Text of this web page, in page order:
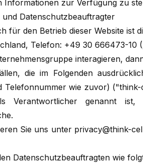
Informationen zur Verfügung zu
Datenschutzbeauftragter
für den Betrieb dieser Website ist
Telefon: +49 30 666473-10
interagieren,
die im Folgenden
Telefonnummer wie zuvor)
Verantwortlicher genannt
Sie uns unter privacy@think-
Datenschutzbeauftragten wie